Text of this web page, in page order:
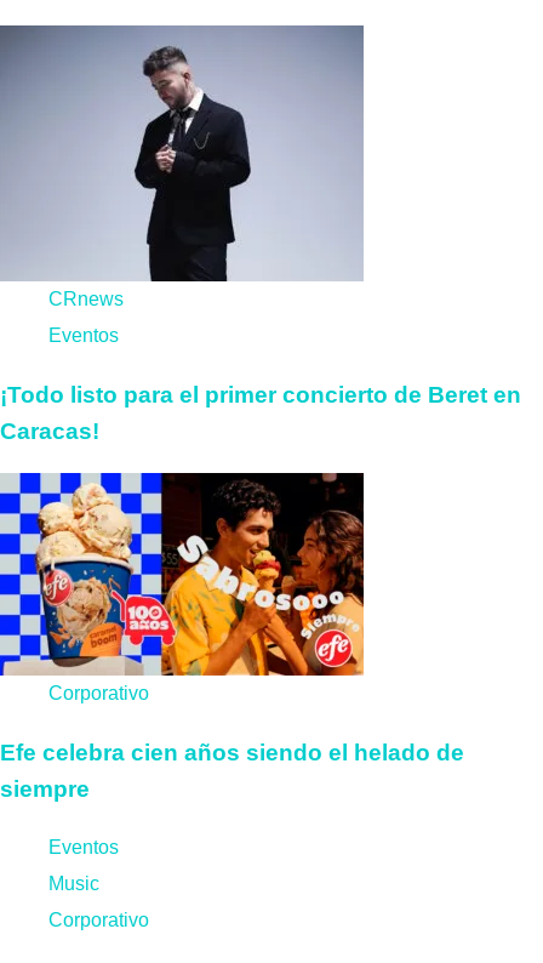
CRnews
Eventos
¡Todo listo para el primer concierto de Beret en
Caracas!
Corporativo
Efe celebra cien años siendo el helado de
siempre
Eventos
Music
Corporativo